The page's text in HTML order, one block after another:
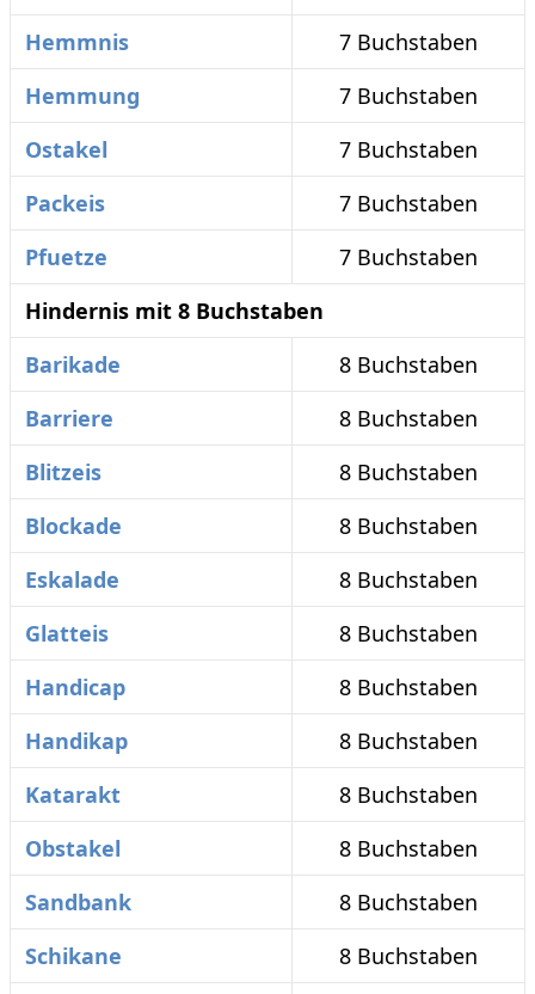
Hemmnis
7 Buchstaben
Hemmung
7 Buchstaben
Ostakel
7 Buchstaben
Packeis
7 Buchstaben
Pfuetze
7 Buchstaben
Hindernis mit 8 Buchstaben
Barikade
8 Buchstaben
Barriere
8 Buchstaben
Blitzeis
8 Buchstaben
Blockade
8 Buchstaben
Eskalade
8 Buchstaben
Glatteis
8 Buchstaben
Handicap
8 Buchstaben
Handikap
8 Buchstaben
Katarakt
8 Buchstaben
Obstakel
8 Buchstaben
Sandbank
8 Buchstaben
Schikane
8 Buchstaben